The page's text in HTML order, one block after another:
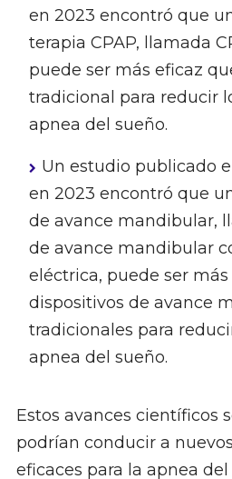
en 2023 encontró que
terapia CPAP, llamada
puede ser más eficaz
tradicional para reducir
apnea del sueño.
Un estudio publicado
en 2023 encontró que
de avance mandibular,
de avance mandibular
eléctrica, puede ser
dispositivos de avance
tradicionales para
apnea del sueño.
Estos avances científicos
podrían conducir a
eficaces para la apnea del